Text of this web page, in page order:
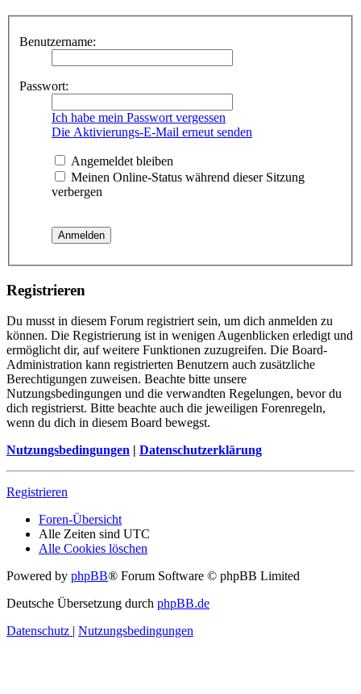
Benutzername:
Passwort:
Ich habe mein Passwort vergessen
Die Aktivierungs-E-Mail erneut senden
Angemeldet bleiben
Meinen Online-Status während dieser Sitzung
verbergen
Registrieren
Du musst in diesem Forum registriert sein, um dich anmelden zu
können. Die Registrierung ist in wenigen Augenblicken erledigt und
ermöglicht dir, auf weitere Funktionen zuzugreifen. Die Board-
Administration kann registrierten Benutzern auch zusätzliche
Berechtigungen zuweisen. Beachte bitte unsere
Nutzungsbedingungen und die verwandten Regelungen, bevor du
dich registrierst. Bitte beachte auch die jeweiligen Forenregeln,
wenn du dich in diesem Board bewegst.
Nutzungsbedingungen | Datenschutzerklärung
Registrieren
Foren-Übersicht
Alle Zeiten sind UTC
Alle Cookies löschen
Powered by phpBB® Forum Software © phpBB Limited
Deutsche Übersetzung durch phpBB.de
Datenschutz | Nutzungsbedingungen